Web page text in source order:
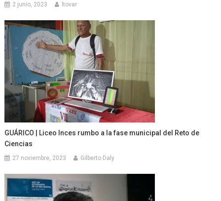
2 junio, 2023 ltovar
GUÁRICO | Liceo Inces rumbo a la fase municipal del Reto de
Ciencias
27 noviembre, 2023 Gilberto Daly